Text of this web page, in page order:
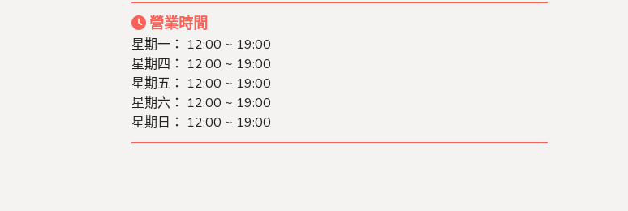
營業時間
星期一： 12:00 ~ 19:00
星期四： 12:00 ~ 19:00
星期五： 12:00 ~ 19:00
星期六： 12:00 ~ 19:00
星期日： 12:00 ~ 19:00